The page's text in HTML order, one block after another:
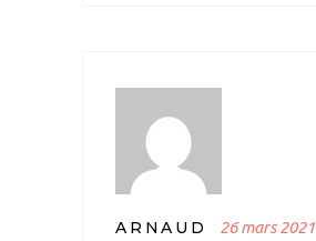
ARNAUD 26 mars 2021